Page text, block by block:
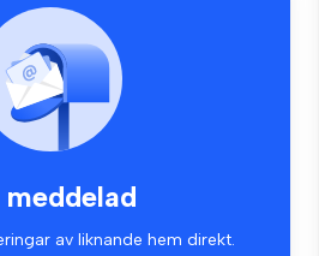
meddelad
av liknande hem direkt.